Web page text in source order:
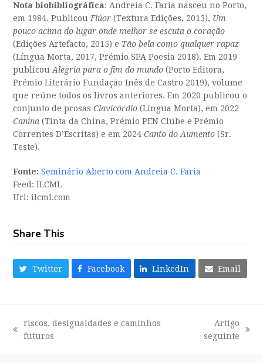
Nota biobibliográfica: Andreia C. Faria nasceu no Porto,
em 1984. PublicouFlúor(Textura Edições, 2013), Um
pouco acima do lugar onde melhor se escuta o coração
(Edições Artefacto, 2015) e Tão bela como qualquer rapaz
(Língua Morta, 2017, Prémio SPA Poesia 2018). Em 2019
publicouAlegria para o fim do mundo (Porto Editora,
Prémio Literário Fundação Inês de Castro 2019), volume
que reúne todos os livros anteriores. Em 2020 publicou o
conjunto de prosasClavicórdio (Língua Morta), em 2022
Canina (Tinta da China, Prémio PEN Clube e Prémio
Correntes D’Escritas) e em 2024Canto do Aumento (Sr.
Teste).
Fonte: Seminário Aberto com Andreia C. Faria
Feed: ILCML
Url: ilcml.com
Share This
Twitter Facebook LinkedIn Email
previous
riscos, desigualdades e caminhos
futuros
Artigo
seguinte